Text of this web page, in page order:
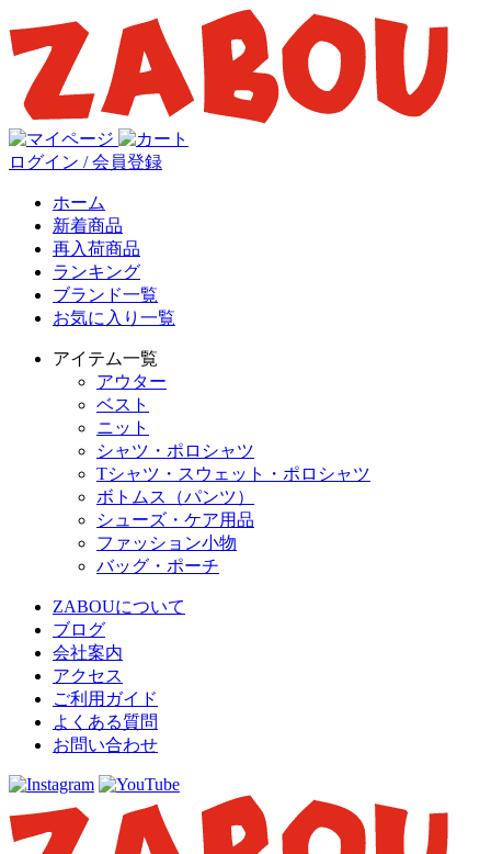
ログイン / 会員登録
ホーム
新着商品
再入荷商品
ランキング
ブランド一覧
お気に入り一覧
アイテム一覧
アウター
ベスト
ニット
シャツ・ポロシャツ
Tシャツ・スウェット・ポロシャツ
ボトムス（パンツ）
シューズ・ケア用品
ファッション小物
バッグ・ポーチ
ZABOUについて
ブログ
会社案内
アクセス
ご利用ガイド
よくある質問
お問い合わせ